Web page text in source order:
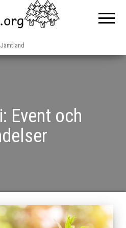
Event och